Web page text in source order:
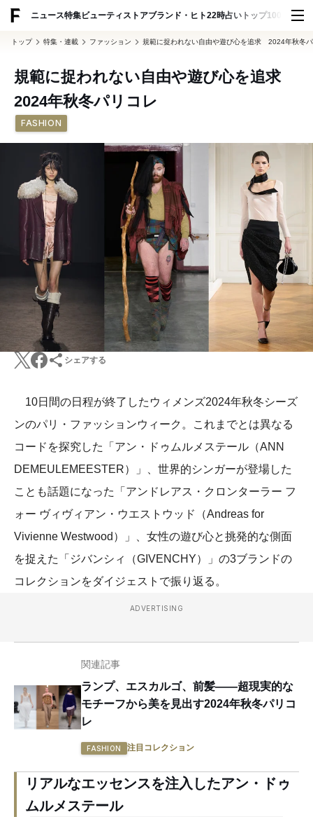
ニュース特集ビューティ ストアブランド・ヒト22時占い トップ100 スナッ
トップ 特集・連載 ファッション 規範に捉われない自由や遊び心を追求 2024年秋冬
規範に捉われない自由や遊び心を追求
2024年秋冬パリコレ
FASHION
シェアする
10日間の日程が終了したウィメンズ2024年秋冬シーズ
ンのパリ・ファッションウィーク。これまでとは異なる
コードを探究した「アン・ドゥムルメステール（ANN
DEMEULEMEESTER）」、世界的シンガーが登場した
ことも話題になった「アンドレアス・クロンターラー フ
ォー ヴィヴィアン・ウエストウッド（Andreas for
Vivienne Westwood）」、女性の遊び心と挑発的な側面
を捉えた「ジバンシィ（GIVENCHY）」の3ブランドの
コレクションをダイジェストで振り返る。
ADVERTISING
関連記事
ランプ、エスカルゴ、前髪——超現実的な
モチーフから美を見出す2024年秋冬パリコ
レ
FASHION 注目コレクション
リアルなエッセンスを注入したアン・ドゥ
ムルメステール